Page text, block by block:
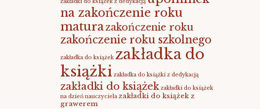
na zakończenie roku
maturazakończenie roku
zakończenie roku szkolnego
zakładka do książek zakładka do
książki zakładka do książki z dedykacją
zakładki do książek zakładki do książek
na dzień nauczyciela zakładki do książek z
grawerem